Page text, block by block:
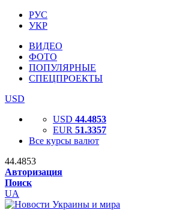
РУС
УКР
ВИДЕО
ФОТО
ПОПУЛЯРНЫЕ
СПЕЦПРОЕКТЫ
USD
USD 44.4853
EUR 51.3357
Все курсы валют
44.4853
Авторизация
Поиск
UA